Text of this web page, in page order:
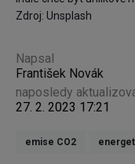
Zdroj: Unsplash
Napsal
František Novák
naposledy
27. 2. 2023 17:21
emise CO2